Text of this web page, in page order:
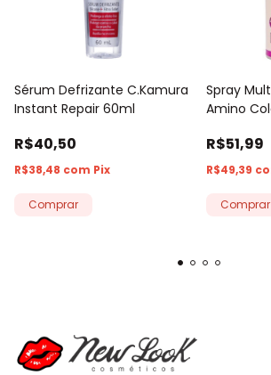
Sérum Defrizante C.Kamura
Instant Repair 60ml
R$40,50
R$38,48 com Pix
Spray
Amino
R$51,99
R$49,39